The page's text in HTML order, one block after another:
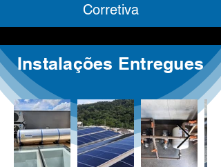
Corretiva
Instalações Entregues